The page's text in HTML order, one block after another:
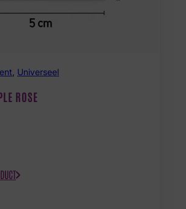
Universeel
ROSE